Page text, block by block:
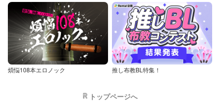
煩悩108本エロノック 推し布教BL特集！
トップページへ